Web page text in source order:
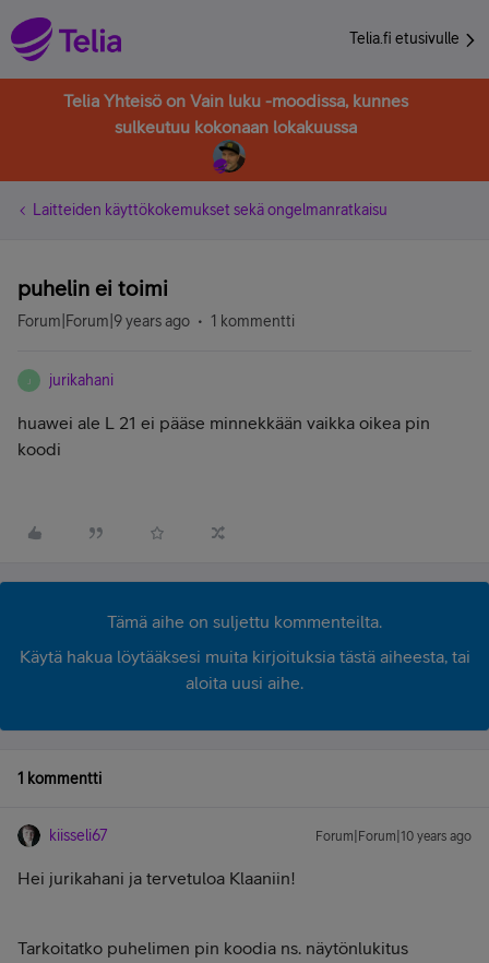
Telia.fi etusivulle
Telia Yhteisö on Vain luku -moodissa, kunnes
sulkeutuu kokonaan lokakuussa
Laitteiden käyttökokemukset sekä ongelmanratkaisu
puhelin ei toimi
Forum|Forum|9 years ago 1 kommentti
J jurikahani
huawei ale L 21 ei pääse minnekkään vaikka oikea pin
koodi
Tämä aihe on suljettu kommenteilta.
Käytä hakua löytääksesi muita kirjoituksia tästä aiheesta, tai
aloita uusi aihe.
1 kommentti
kiisseli67 Forum|Forum|10 years ago
Hei jurikahani ja tervetuloa Klaaniin!
Tarkoitatko puhelimen pin koodia ns. näytönlukitus